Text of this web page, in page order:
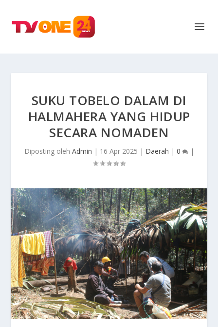
SUKU TOBELO DALAM DI
HALMAHERA YANG HIDUP
SECARA NOMADEN
Diposting oleh Admin | 16 Apr 2025 | Daerah | 0 |